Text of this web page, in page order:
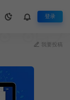
登录
我要投稿